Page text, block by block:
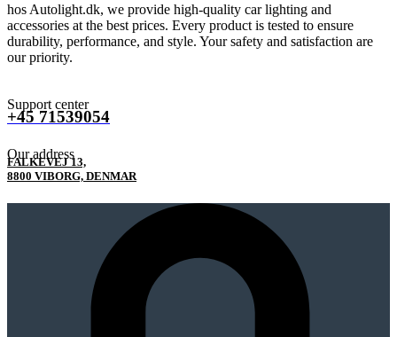
hos Autolight.dk, we provide high-quality car lighting and
accessories at the best prices. Every product is tested to ensure
durability, performance, and style. Your safety and satisfaction are
our priority.
Support center
+45 71539054
Our address
FALKEVEJ 13,
8800 VIBORG, DENMAR